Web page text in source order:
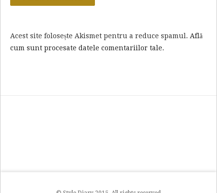
Acest site folosește Akismet pentru a reduce spamul. Află
cum sunt procesate datele comentariilor tale.